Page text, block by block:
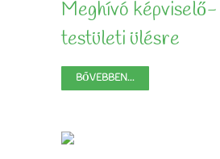
Meghívó képviselő-
testületi ülésre
BŐVEBBEN...